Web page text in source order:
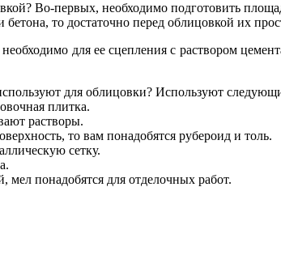
Во-первых, необходимо подготовить
то достаточно перед облицовкой их
для ее сцепления с раствором
для облицовки? Используют
плитка.
растворы.
то вам понадобятся рубероид и толь.
сетку.
понадобятся для отделочных работ.